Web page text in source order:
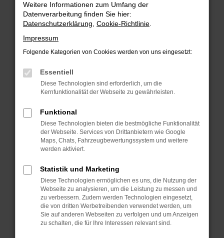
Überprüfe deine Firewall und deine
Internetverbindung.
Laden andere Webseiten, zum Beispiel deine
Suchmaschine?
Prüfe deine Browsererweiterungen.
Manche Erweiterungen, wie Werbeblocker,
können das Laden bestimmter Seiten
verhindern. Funktioniert die Seite in einem
Fenster?
Starte dein Gerät neu.
Das kann manchmal helfen, vorübergehende
Probleme zu beheben.
Betriebssystem auf dem neuesten Stand
sind.
Veraltete Software birgt nicht nur ein
Sicherheitsrisiko, sondern kann auch dazu
führen, dass bestimmte Funktionen nicht mehr
unterstützt werden.
Weitere Informationen zum Umfang der
Datenverarbeitung finden Sie hier:
Datenschutzerklärung Cookie-Richtlinie
Impressum
Folgende Kategorien von Cookies werden von uns eingesetzt:
Essentiell
Diese Technologien sind erforderlich, um die
Kernfunktionalität der Webseite zu gewährleisten.
Funktional
Diese Technologien bieten die bestmögliche Funktionalität
der Webseite. Services von Drittanbietern wie Google
Maps, Chats, Fahrzeugbewertungssystem und weitere
werden aktiviert.
Statistik und Marketing
Diese Technologien ermöglichen es uns, die Nutzung der
Webseite zu analysieren, um die Leistung zu messen und
zu verbessern. Zudem werden Technologien eingesetzt,
die von dritten Werbetreibenden verwendet werden, um
Sie auf anderen Webseiten zu verfolgen und um Anzeigen
zu schalten, die für Ihre Interessen relevant sind.